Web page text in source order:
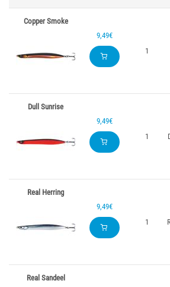
Copper Smoke
9,49€
1
Dull Sunrise
9,49€
1
Real Herring
9,49€
1
Real Sandeel